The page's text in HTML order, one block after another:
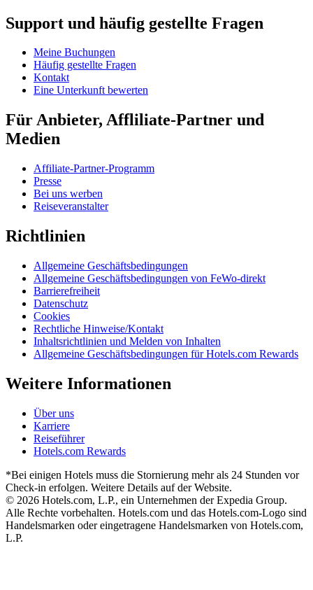
Support und häufig gestellte Fragen
Meine Buchungen
Häufig gestellte Fragen
Kontakt
Eine Unterkunft bewerten
Für Anbieter, Affliliate-Partner und
Medien
Affiliate-Partner-Programm
Presse
Bei uns werben
Reiseveranstalter
Richtlinien
Allgemeine Geschäftsbedingungen
Allgemeine Geschäftsbedingungen von FeWo-direkt
Barrierefreiheit
Datenschutz
Cookies
Rechtliche Hinweise/Kontakt
Inhaltsrichtlinien und Melden von Inhalten
Allgemeine Geschäftsbedingungen für Hotels.com Rewards
Weitere Informationen
Über uns
Karriere
Reiseführer
Hotels.com Rewards
*Bei einigen Hotels muss die Stornierung mehr als 24 Stunden vor
Check-in erfolgen. Weitere Details auf der Website.
© 2026 Hotels.com, L.P., ein Unternehmen der Expedia Group.
Alle Rechte vorbehalten. Hotels.com und das Hotels.com-Logo sind
Handelsmarken oder eingetragene Handelsmarken von Hotels.com,
L.P.